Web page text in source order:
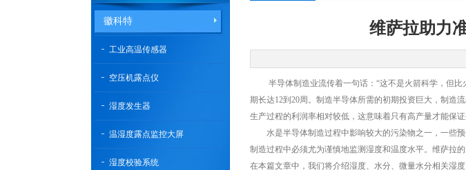
徽科特
工业高温传感器
空压机露点仪
湿度发生器
温湿度露点监控大屏
湿度校验系统
维萨拉助力
半导体制造业流传着一句话：“这不是火箭科学，但比
期长达12到20周。制造半导体所需的初期投资巨大，制造
生产过程的利润率相对较低，这意味着只有高产量才能保
水是半导体制造过程中影响较大的污染物之一，一些预
制造过程中必须尤为谨慎地监测湿度和温度水平。维萨拉
在本篇文章中，我们将介绍湿度、水分、微量水分相关湿度